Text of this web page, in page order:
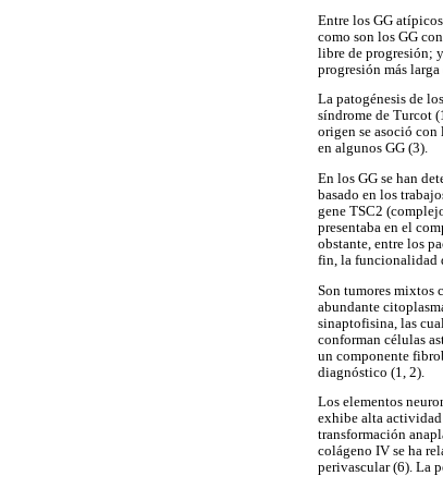
Entre los GG
como son los GG
libre de progresión;
progresión más
La patogénesis de
síndrome de Turcot
origen se asoció
en algunos GG (3).
En los GG se han
basado en los
gene TSC2
presentaba en el
obstante, entre los
fin, la funcionalidad
Son tumores mixtos
abundante
sinaptofisina, las
conforman células
un componente
diagnóstico (1, 2).
Los elementos
exhibe alta actividad
transformación
colágeno IV se ha
perivascular (6). La